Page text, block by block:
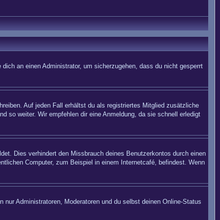
an einen Administrator, um sicherzugehen, dass du nicht gesperrt
Auf jeden Fall erhältst du als registriertes Mitglied zusätzliche
so weiter. Wir empfehlen dir eine Anmeldung, da sie schnell erledigt
Dies verhindert den Missbrauch deines Benutzerkontos durch einen
Computer, zum Beispiel in einem Internetcafé, befindest. Wenn
Administratoren, Moderatoren und du selbst deinen Online-Status